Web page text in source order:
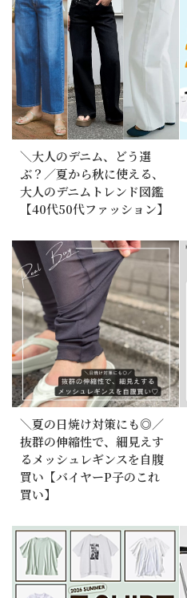
＼大人のデニム、どう選
ぶ？／夏から秋に使える、
大人のデニムトレンド図鑑
【40代50代ファッション】
＼夏の日焼け対策にも◎／
抜群の伸縮性で、細見えす
るメッシュレギンスを自腹
買い【バイヤーP子のこれ
買い】